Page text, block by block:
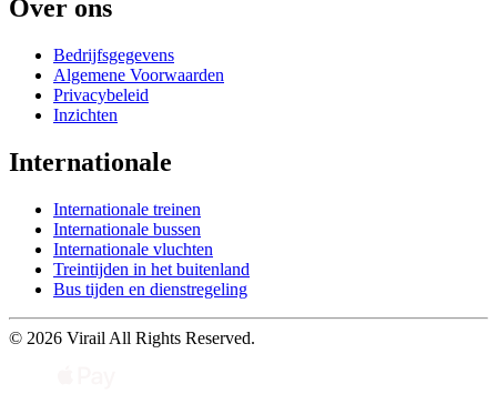
Over ons
Bedrijfsgegevens
Algemene Voorwaarden
Privacybeleid
Inzichten
Internationale
Internationale treinen
Internationale bussen
Internationale vluchten
Treintijden in het buitenland
Bus tijden en dienstregeling
© 2026 Virail All Rights Reserved.